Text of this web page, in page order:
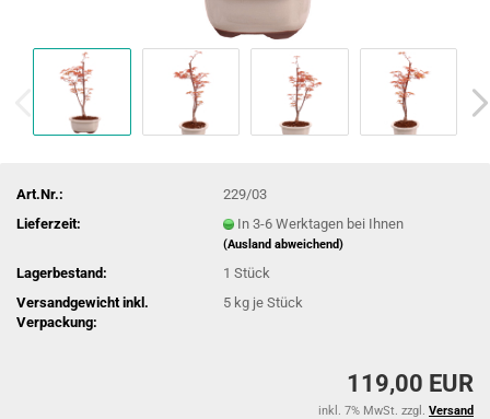
Art.Nr.:
229/03
Lieferzeit:
In 3-6 Werktagen bei Ihnen
(Ausland abweichend)
Lagerbestand: 1Stück
Versandgewicht inkl.
Verpackung:
5 kg je Stück
119,00 EUR
inkl. 7% MwSt. zzgl. Versand